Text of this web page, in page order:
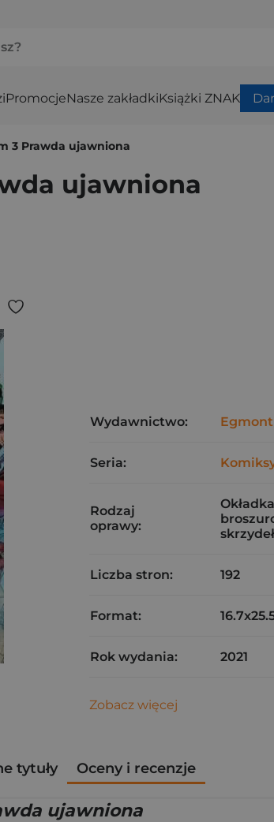
PromocjeNasze zakładkiKsiążki ZNAK
3 Prawda ujawniona
ujawniona
Wydawnictwo: Egmont
Seria:
Rodzaj
oprawy:
Okładka
Liczba stron: 192
Format:
Rok wydania: 2021
Zobacz więcej
tytuły Oceny i recenzje
ujawniona